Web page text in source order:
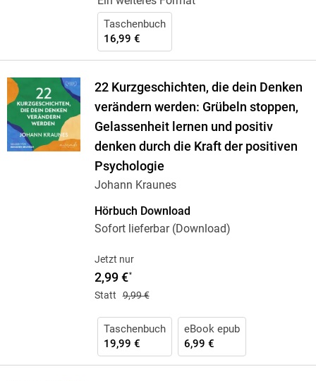
Taschenbuch
16,99 €
22 Kurzgeschichten, die dein Denken
verändern werden: Grübeln stoppen,
Gelassenheit lernen und positiv
denken durch die Kraft der positiven
Psychologie
Johann Kraunes
Hörbuch Download
Sofort lieferbar (Download)
Jetzt nur
2,99 €*
Statt 9,99 €
Taschenbuch
19,99 €
eBook epub
6,99 €